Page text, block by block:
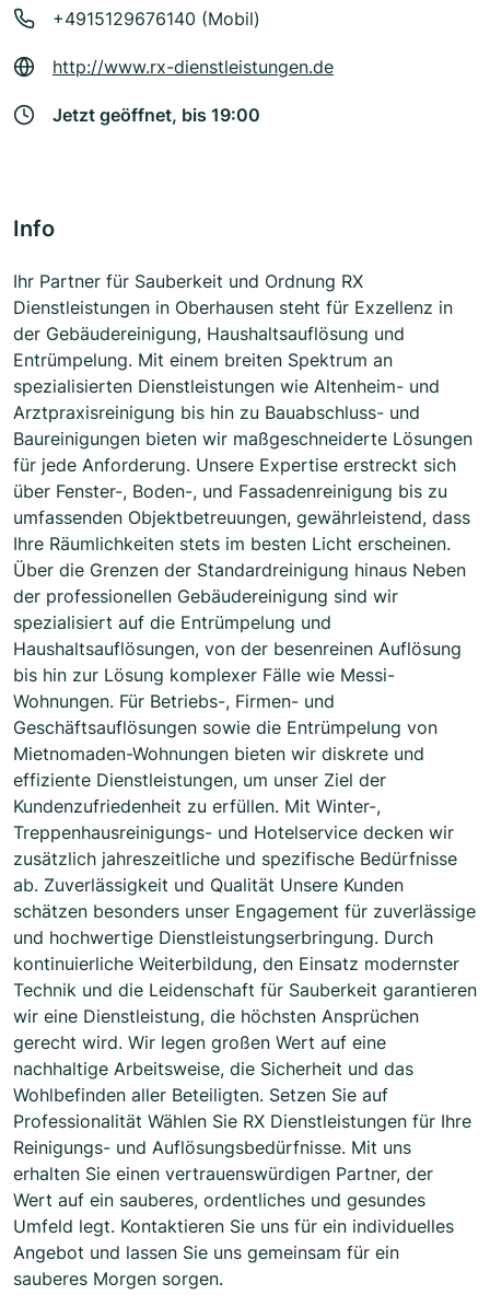
+4915129676140 (Mobil)
http://www.rx-dienstleistungen.de
Jetzt geöffnet, bis 19:00
Info
Ihr Partner für Sauberkeit und Ordnung RX
Dienstleistungen in Oberhausen steht für Exzellenz in
der Gebäudereinigung, Haushaltsauflösung und
Entrümpelung. Mit einem breiten Spektrum an
spezialisierten Dienstleistungen wie Altenheim- und
Arztpraxisreinigung bis hin zu Bauabschluss- und
Baureinigungen bieten wir maßgeschneiderte Lösungen
für jede Anforderung. Unsere Expertise erstreckt sich
über Fenster-, Boden-, und Fassadenreinigung bis zu
umfassenden Objektbetreuungen, gewährleistend, dass
Ihre Räumlichkeiten stets im besten Licht erscheinen.
Über die Grenzen der Standardreinigung hinaus Neben
der professionellen Gebäudereinigung sind wir
spezialisiert auf die Entrümpelung und
Haushaltsauflösungen, von der besenreinen Auflösung
bis hin zur Lösung komplexer Fälle wie Messi-
Wohnungen. Für Betriebs-, Firmen- und
Geschäftsauflösungen sowie die Entrümpelung von
Mietnomaden-Wohnungen bieten wir diskrete und
effiziente Dienstleistungen, um unser Ziel der
Kundenzufriedenheit zu erfüllen. Mit Winter-,
Treppenhausreinigungs- und Hotelservice decken wir
zusätzlich jahreszeitliche und spezifische Bedürfnisse
ab. Zuverlässigkeit und Qualität Unsere Kunden
schätzen besonders unser Engagement für zuverlässige
und hochwertige Dienstleistungserbringung. Durch
kontinuierliche Weiterbildung, den Einsatz modernster
Technik und die Leidenschaft für Sauberkeit garantieren
wir eine Dienstleistung, die höchsten Ansprüchen
gerecht wird. Wir legen großen Wert auf eine
nachhaltige Arbeitsweise, die Sicherheit und das
Wohlbefinden aller Beteiligten. Setzen Sie auf
Professionalität Wählen Sie RX Dienstleistungen für Ihre
Reinigungs- und Auflösungsbedürfnisse. Mit uns
erhalten Sie einen vertrauenswürdigen Partner, der
Wert auf ein sauberes, ordentliches und gesundes
Umfeld legt. Kontaktieren Sie uns für ein individuelles
Angebot und lassen Sie uns gemeinsam für ein
sauberes Morgen sorgen.